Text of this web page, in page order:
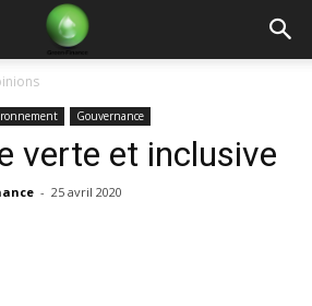
Gouvernance
verte et inclusive
- 25 avril 2020